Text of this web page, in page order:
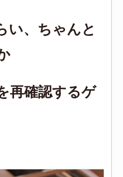
い、ちゃんと
再確認するゲ